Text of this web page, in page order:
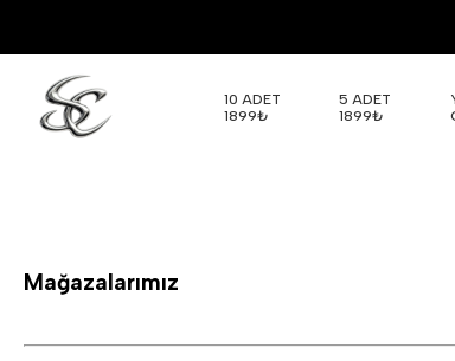
10 ADET
1899₺
5 ADET
1899₺
Mağazalarımız